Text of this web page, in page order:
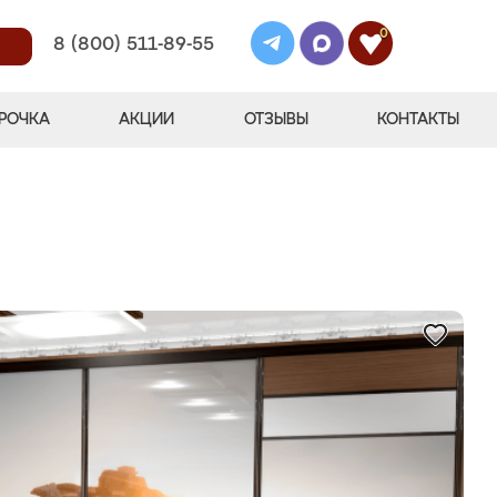
8 (800) 511-89-55
0
АКЦИИ ОТЗЫВЫ КОНТАКТЫ